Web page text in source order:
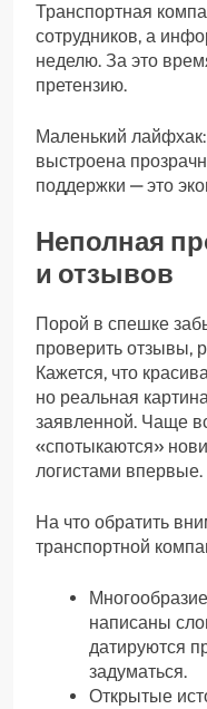
Транспортная
сотрудников, а
неделю. За это
претензию.
Маленький
выстроена
поддержки — это
Неполная
и отзывов
Порой в спешке
проверить отзывы,
Кажется, что
но реальная
заявленной. Чаще
«спотыкаются»
логистами впервые.
На что обратить
транспортной
написаны
датируются
задуматься.
Открытые